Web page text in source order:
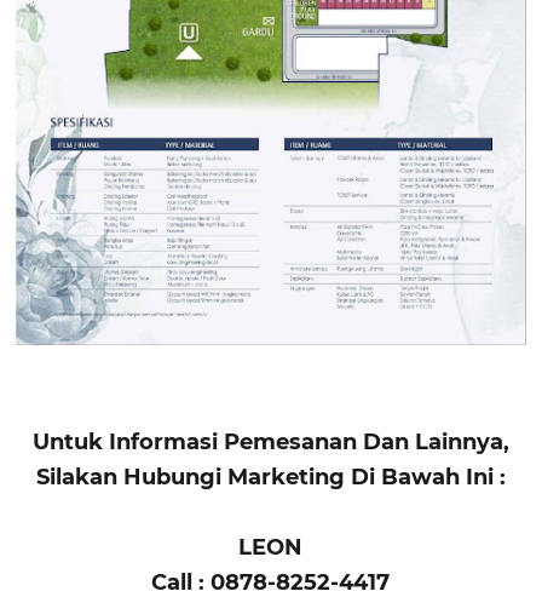
Untuk Informasi Pemesanan Dan Lainnya,
Silakan Hubungi Marketing Di Bawah Ini :
LEON
Call : 0878-8252-4417